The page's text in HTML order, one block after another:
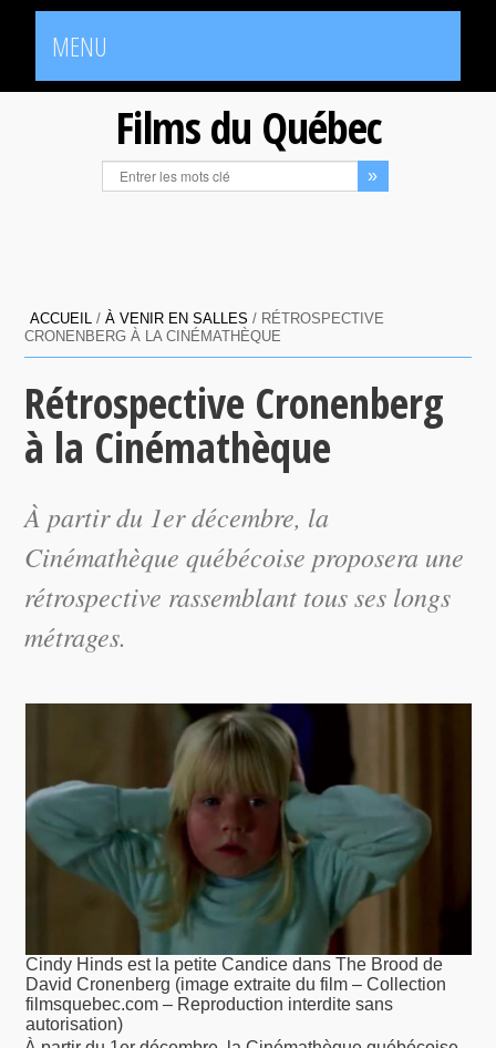
MENU
Films du Québec
ACCUEIL /À VENIR EN SALLES / RÉTROSPECTIVE
CRONENBERG À LA CINÉMATHÈQUE
Rétrospective Cronenberg
à la Cinémathèque
À partir du 1er décembre, la
Cinémathèque québécoise proposera une
rétrospective rassemblant tous ses longs
métrages.
Cindy Hinds est la petite Candice dans The Brood de
David Cronenberg (image extraite du film – Collection
filmsquebec.com – Reproduction interdite sans
autorisation)